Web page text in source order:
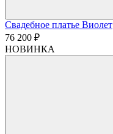
Свадебное платье Виолет
76 200 ₽
НОВИНКА